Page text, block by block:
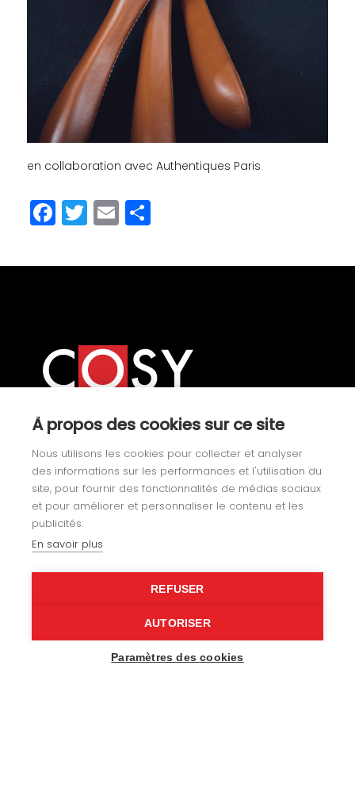
en collaboration avec Authentiques Paris
Facebook
Twitter
EmailPartager
Yachting
Gainerie
Nos réalisations
À propos des cookies sur ce site
Nous utilisons les cookies pour collecter et analyser
des informations sur les performances et l'utilisation du
site, pour fournir des fonctionnalités de médias sociaux
et pour améliorer et personnaliser le contenu et les
publicités.
En savoir plus
REFUSER
AUTORISER
Paramètres des cookies